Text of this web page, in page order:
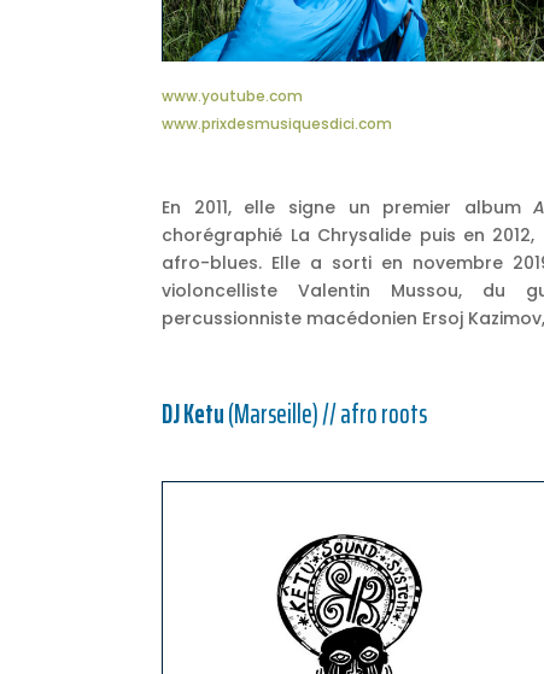
www.youtube.com
www.prixdesmusiquesdici.com
En 2011, elle signe un premier album
chorégraphié La Chrysalide puis en
afro-blues. Elle a sorti en novembre
violoncelliste Valentin Mussou, du
percussionniste macédonien Ersoj
DJ Ketu(Marseille) // afro roots